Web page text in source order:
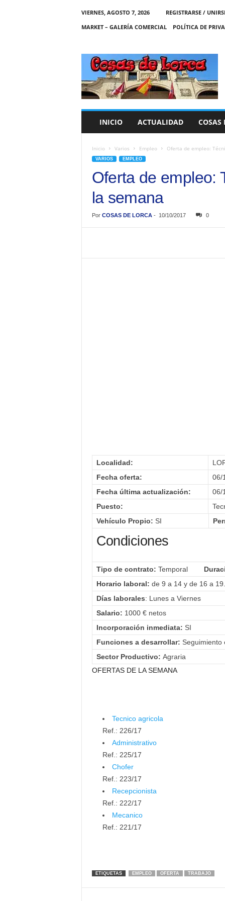
VIERNES, AGOSTO 7, 2026
REGISTRARSE /
MARKET – GALERÍA COMERCIAL
POLÍTICA DE
C
A
S
INICIO ACTUALIDAD COSAS
Inicio Varios Empleo Oferta de empleo:
VARIOS EMPLEO
Oferta de empleo:
la semana
Por COSAS DE LORCA- 10/10/2017 0
Localidad:
Fecha oferta:
06/
Fecha última actualización:
06/
Puesto:
Vehículo Propio: SI
Condiciones
Tipo de contrato: Temporal
Horario laboral: de 9 a 14 y de 16 a 19.
Días laborales: Lunes a Viernes
Salario: 1000 € netos
Incorporación inmediata: SI
Funciones a desarrollar: Seguimiento
Sector Productivo: Agraria
OFERTAS DE LA SEMANA
Tecnico agricola
Ref.: 226/17
Administrativo
Ref.: 225/17
Chofer
Ref.: 223/17
Recepcionista
Ref.: 222/17
Mecanico
Ref.: 221/17
ETIQUETAS EMPLEO OFERTA TRABAJO